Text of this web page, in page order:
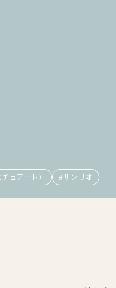
ュアート）
#サンリオ